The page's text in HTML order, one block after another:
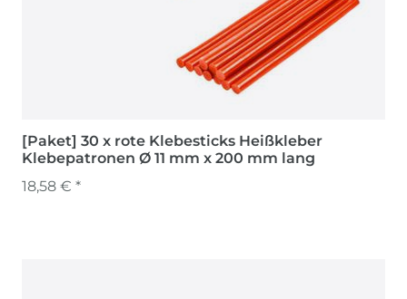
[Paket] 30 x rote Klebesticks Heißkleber
Klebepatronen Ø 11 mm x 200 mm lang
18,58 € *